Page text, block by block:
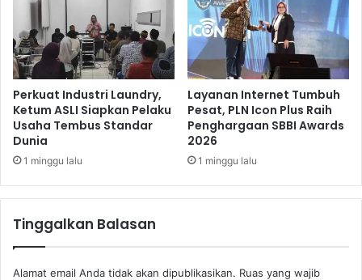
n
d
r
a
m
a
y
u
Perkuat Industri Laundry,
Ketum ASLI Siapkan Pelaku
Usaha Tembus Standar
Dunia
1 minggu lalu
Layanan Internet Tumbuh
Pesat, PLN Icon Plus Raih
Penghargaan SBBI Awards
2026
1 minggu lalu
Tinggalkan Balasan
Alamat email Anda tidak akan dipublikasikan. Ruas yang wajib